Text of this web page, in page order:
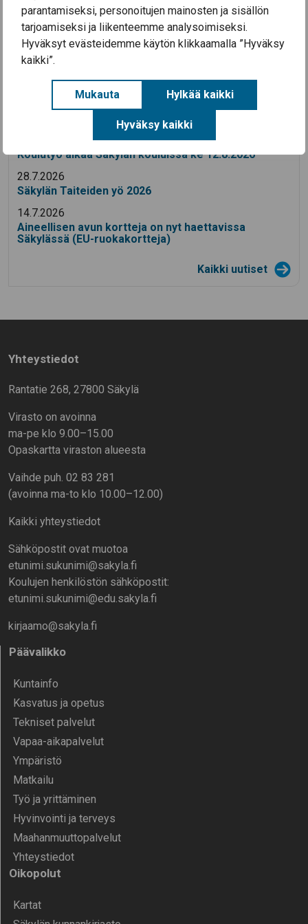
parantamiseksi, personoitujen mainosten ja sisällön
tarjoamiseksi ja liikenteemme analysoimiseksi.
Hyväksyt evästeidemme käytön klikkaamalla ”Hyväksy
kaikki”.
Mukauta Hylkää kaikki
Hyväksy kaikki
Katso myös
Rakennusjärjestys 2025
Ajankohtaista
Koulutyö alkaa Säkylän kouluissa ke 12.8.2026
28.7.2026
Säkylän Taiteiden yö 2026
14.7.2026
Aineellisen avun kortteja on nyt haettavissa
Säkylässä (EU-ruokakortteja)
Kaikki uutiset
Yhteystiedot
Rantatie 268, 27800 Säkylä
Virasto on avoinna
ma-pe klo 9.00–15.00
Opaskartta viraston alueesta
Vaihde puh. 02 83 281
(avoinna ma-to klo 10.00–12.00)
Kaikki yhteystiedot
Sähköpostit ovat muotoa
etunimi.sukunimi@sakyla.fi
Koulujen henkilöstön sähköpostit:
etunimi.sukunimi@edu.sakyla.fi
kirjaamo@sakyla.fi
Päävalikko
Kunta­info
Kasvatus ja opetus
Tekniset palvelut
Vapaa-aika­palvelut
Ympä­ristö
Mat­kailu
Työ ja yrittä­minen
Hyvinvointi ja terveys
Maahanmuuttopalvelut
Yhteystiedot
Oikopolut
Kartat